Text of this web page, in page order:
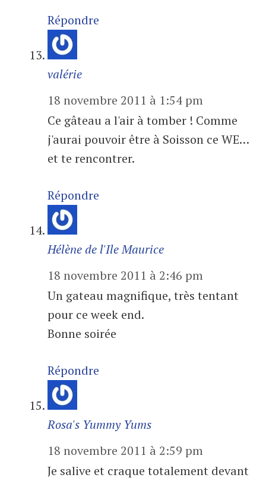
Répondre
valérie
18 novembre 2011 à 1:54 pm
Ce gâteau a l'air à tomber ! Comme
j'aurai pouvoir être à Soisson ce WE…
et te rencontrer.
Répondre
Hélène de l'Ile Maurice
18 novembre 2011 à 2:46 pm
Un gateau magnifique, très tentant
pour ce week end.
Bonne soirée
Répondre
Rosa's Yummy Yums
18 novembre 2011 à 2:59 pm
Je salive et craque totalement devant